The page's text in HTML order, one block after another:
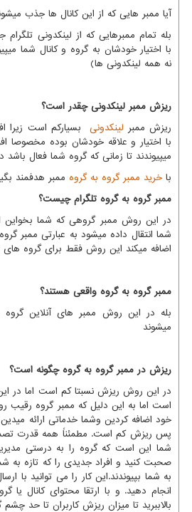
آیا ممبر هایی که از این کانال ها جذب
بله تمام ممبرهایی که از لینکدونی
با اختیار خودشان به گروه و کانال شما
نه همه لینکدونی ها)
ریزش ممبر لینکدونی چقدر است؟
ریزش ممبر لینکدونی بسیارکم است زیرا
با اختیار و علاقه خودشان بوده مخصوصا
میپیوندند تا زمانی که گروه شما فعال
با خرید ممبر گروه به گروه ممبر هدفمند
ممبر گروه به گروه تلگرام چیست؟
در این روش ممبر گروهی که شما بخواین
شما انتقال داده میشود به عبارتی ممبر
اضافه میکند این روش فقط برای گروه های
ممبر گروه به گروه واقعی هستند؟
بله در این روش ممبر های آنلاین
میشوند
ریزش در ممبر گروه به گروه چگونه است؟
در این روش ریزش نسبتا کم است اما در
است اما به این دلیل که ممبر گروه رقیب
خود اضافه کردین وشما خدماتی ارائه
پس ریزش کم است. مطمئناً همه قدرت
شما این است که گروه را به درستی
صحبت کنید و افراد جدیدی را که تازه به
به شما بپیوندند.این کار را می توانید با
انجام دهید. و با ارتقا محتوای کانال یا
بالاببرید تا میزان ریزش کاربران تا حد چشم